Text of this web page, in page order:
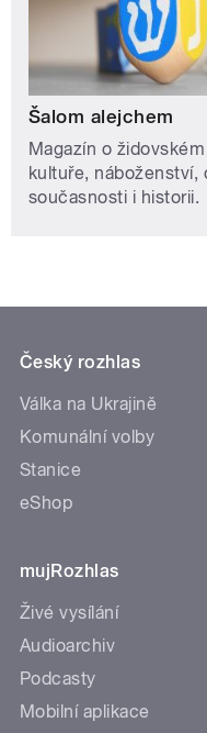
Šalom alejchem
Magazín o
kultuře, náboženství,
současnosti i historii.
Český rozhlas
Válka na Ukrajině
Komunální volby
Stanice
eShop
mujRozhlas
Živé vysílání
Audioarchiv
Podcasty
Mobilní aplikace